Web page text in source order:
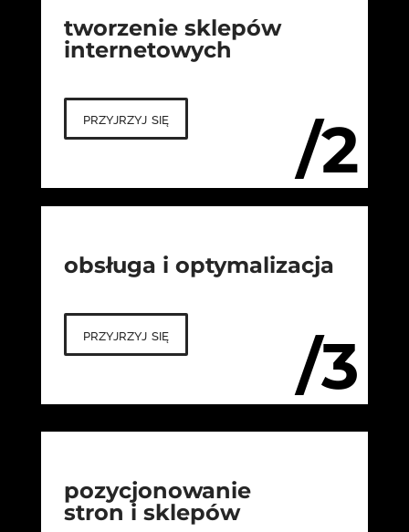
/2
tworzenie sklepów
internetowych
przyjrzyj się
/3
obsługa i optymalizacja
przyjrzyj się
pozycjonowanie
stron i sklepów